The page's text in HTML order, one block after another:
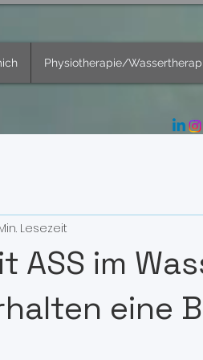
Physiotherapie/
ASS im
eine
Lesezeit